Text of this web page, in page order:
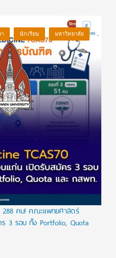
นักเรียน มหาวิทยาลัย
288 คน! คณะแพทยศาสตร์
3 รอบ ทั้ง Portfolio, Quota